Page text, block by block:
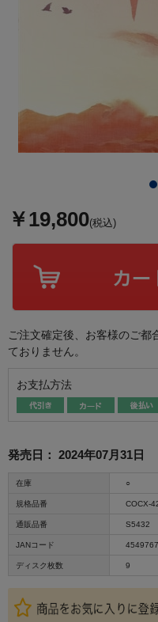
￥19,800(税込)
ご注文確定後、お客様のご都
ておりません。
お支払方法
発売日： 2024年07月31日
在庫 ○
規格品番 COCX-
通販品番 S5432
JANコード
ディスク枚数 9